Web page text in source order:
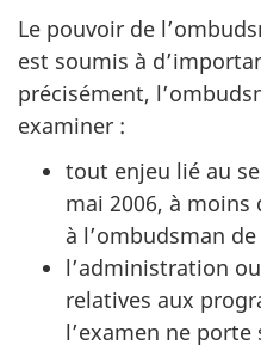
Le pouvoir de
est soumis à
précisément,
examiner :
tout enjeu lié au
mai 2006, à
à l’ombudsman
l’administration
relatives aux
l’examen ne